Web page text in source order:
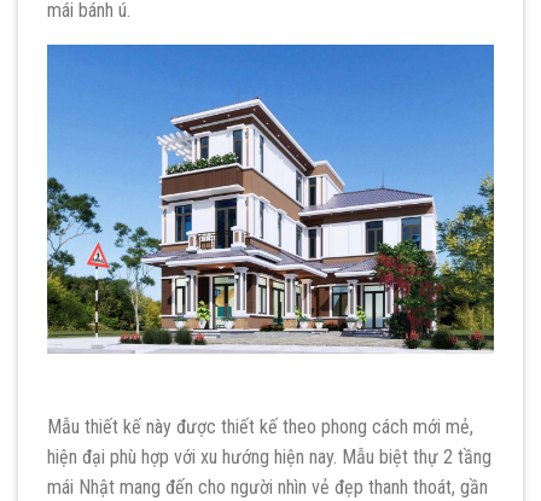
mái bánh ú.
Mẫu thiết kế này được thiết kế theo phong cách mới mẻ,
hiện đại phù hợp với xu hướng hiện nay. Mẫu biệt thự 2 tầng
mái Nhật mang đến cho người nhìn vẻ đẹp thanh thoát, gần